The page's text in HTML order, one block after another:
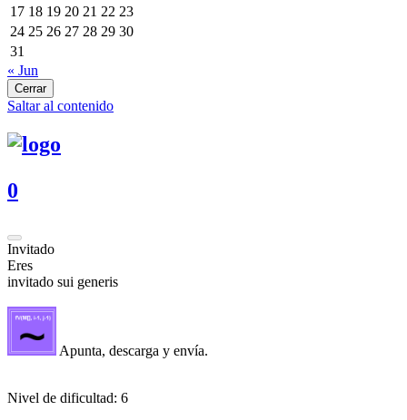
17 18 19 20 21 22 23
24 25 26 27 28 29 30
31
« Jun
Cerrar
Saltar al contenido
0
Invitado
Eres
invitado sui generis
Apunta, descarga y envía.
Nivel de dificultad: 6